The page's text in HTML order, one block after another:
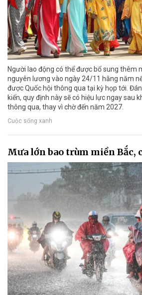
Người lao động có thể được bổ sung thêm
nguyên lương vào ngày 24/11 hằng năm
được Quốc hội thông qua tại kỳ họp tới.
kiến, quy định này sẽ có hiệu lực ngay sau
thông qua, thay vì chờ đến năm 2027.
Cuộc sống xanh
Mưa lớn bao trùm miền Bắc,